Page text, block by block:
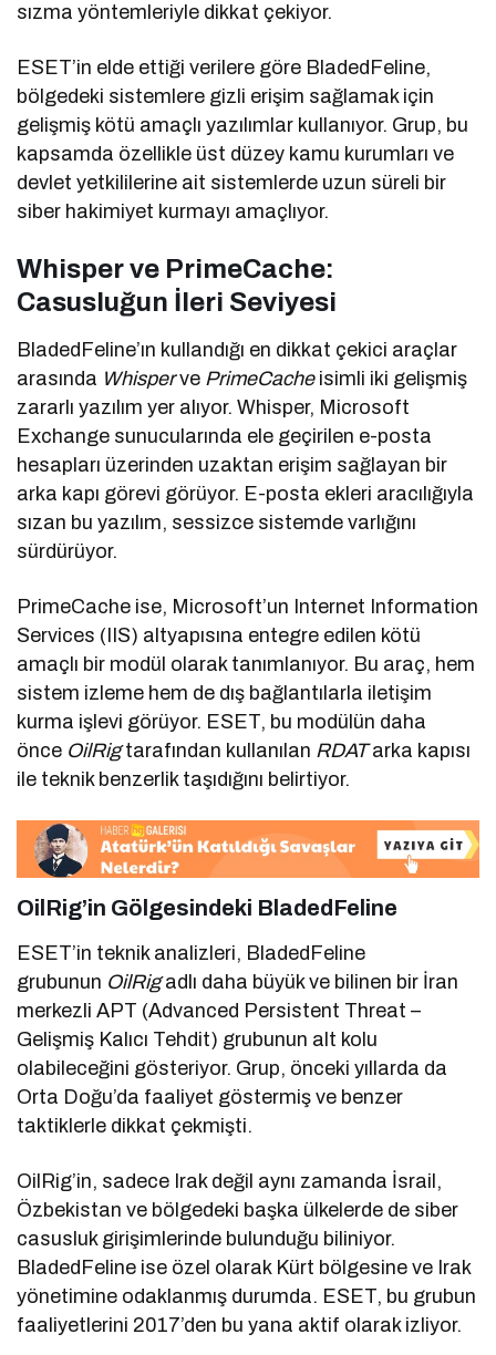
sızma yöntemleriyle dikkat çekiyor.
ESET’in elde ettiği verilere göre BladedFeline,
bölgedeki sistemlere gizli erişim sağlamak için
gelişmiş kötü amaçlı yazılımlar kullanıyor. Grup, bu
kapsamda özellikle üst düzey kamu kurumları ve
devlet yetkililerine ait sistemlerde uzun süreli bir
siber hakimiyet kurmayı amaçlıyor.
Whisper ve PrimeCache:
Casusluğun İleri Seviyesi
BladedFeline’ın kullandığı en dikkat çekici araçlar
arasında Whisperve PrimeCacheisimli iki gelişmiş
zararlı yazılım yer alıyor. Whisper, Microsoft
Exchange sunucularında ele geçirilen e-posta
hesapları üzerinden uzaktan erişim sağlayan bir
arka kapı görevi görüyor. E-posta ekleri aracılığıyla
sızan bu yazılım, sessizce sistemde varlığını
sürdürüyor.
PrimeCache ise, Microsoft’un Internet Information
Services (IIS) altyapısına entegre edilen kötü
amaçlı bir modül olarak tanımlanıyor. Bu araç, hem
sistem izleme hem de dış bağlantılarla iletişim
kurma işlevi görüyor. ESET, bu modülün daha
önce OilRigtarafından kullanılan RDATarka kapısı
ile teknik benzerlik taşıdığını belirtiyor.
OilRig’in Gölgesindeki BladedFeline
ESET’in teknik analizleri, BladedFeline
grubunun OilRigadlı daha büyük ve bilinen bir İran
merkezli APT (Advanced Persistent Threat –
Gelişmiş Kalıcı Tehdit) grubunun alt kolu
olabileceğini gösteriyor. Grup, önceki yıllarda da
Orta Doğu’da faaliyet göstermiş ve benzer
taktiklerle dikkat çekmişti.
OilRig’in, sadece Irak değil aynı zamanda İsrail,
Özbekistan ve bölgedeki başka ülkelerde de siber
casusluk girişimlerinde bulunduğu biliniyor.
BladedFeline ise özel olarak Kürt bölgesine ve Irak
yönetimine odaklanmış durumda. ESET, bu grubun
faaliyetlerini 2017’den bu yana aktif olarak izliyor.